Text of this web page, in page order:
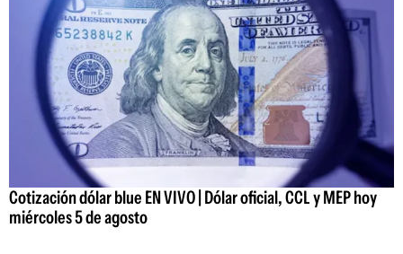
Cotización dólar blue EN VIVO | Dólar oficial, CCL y MEP hoy
miércoles 5 de agosto